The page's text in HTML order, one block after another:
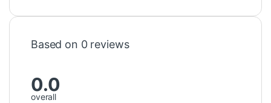
Based on 0 reviews
0.0
overall